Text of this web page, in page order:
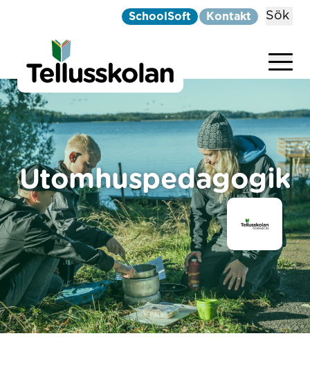
SchoolSoft Kontakt Sök
Hoppa till innehåll
Telluskolan
Utomhuspedagogik